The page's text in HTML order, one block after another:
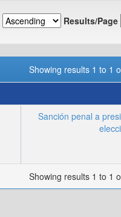
Results/Page
Showing results 1 to 1
Sanción penal a
Showing results 1 to 1